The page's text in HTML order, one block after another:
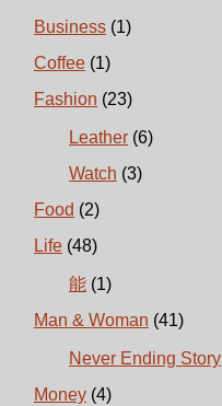
Business (1)
Coffee (1)
Fashion (23)
Leather (6)
Watch (3)
Food (2)
Life (48)
能 (1)
Man & Woman (41)
Never Ending Story
Money (4)